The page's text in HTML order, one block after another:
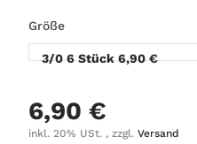
Größe
3/0 6 Stück 6,90 €
6,90 €
inkl. 20% USt. , zzgl. Versand